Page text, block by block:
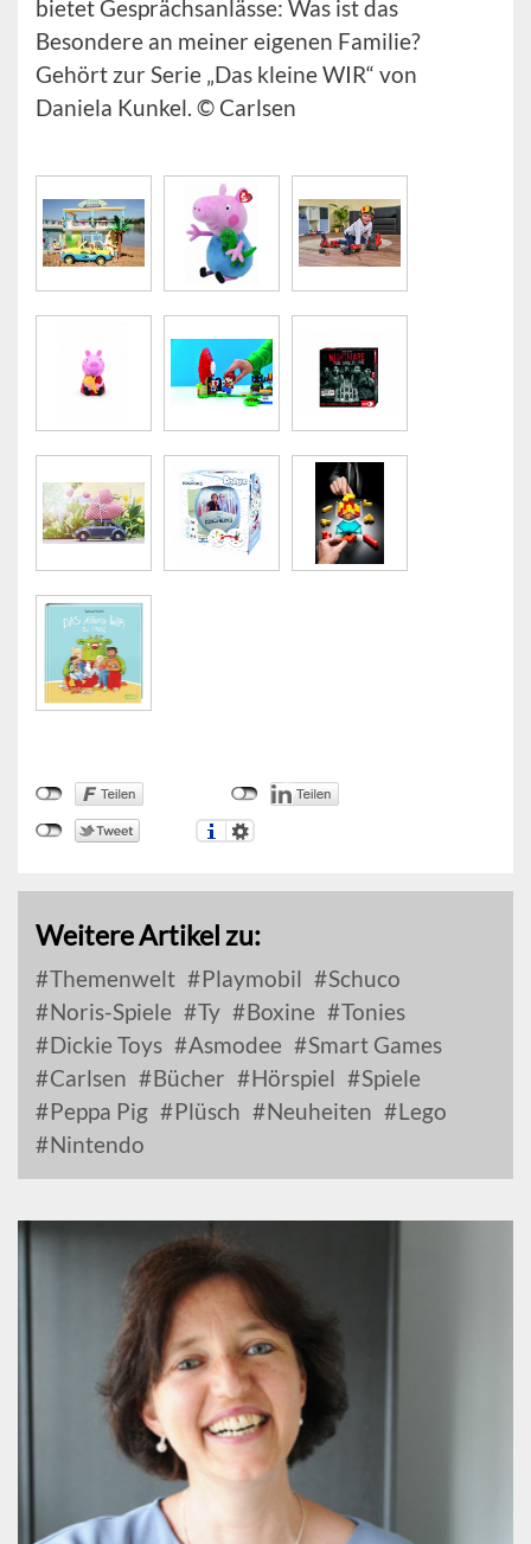
bietet Gesprächsanlässe: Was ist das
Besondere an meiner eigenen Familie?
Gehört zur Serie „Das kleine WIR“ von
Daniela Kunkel. © Carlsen
Weitere Artikel zu:
Themenwelt Playmobil
Schuco
Noris-Spiele
Ty Boxine
Tonies
Dickie Toys
Asmodee
Smart Games
Carlsen
Bücher Hörspiel
Spiele
Peppa Pig
Plüsch Neuheiten
Lego
Nintendo